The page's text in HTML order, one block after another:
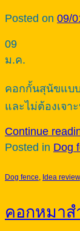
Posted on 09/
09
ม.ค.
คอกกั้นสุนัขแบบ
และไม่ต้องเจา
Continue
Posted in Dog
Dog fence, Idea review
คอกหมาส